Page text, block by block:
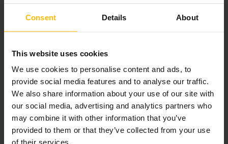
Consent Details About
This website uses cookies
We use cookies to personalise content and ads, to
provide social media features and to analyse our traffic.
We also share information about your use of our site with
our social media, advertising and analytics partners who
may combine it with other information that you’ve
provided to them or that they’ve collected from your use
of their services.
Det nya lagringssystemet från Jungheinrich byggdes på en
golvyta på 3 000 kvadratmeter och omfattar en
lagringskapaciteten med cirka 4 000 pallplatser.
Det skräddarsydda ställagesystemet består av pallställ,
hyllplanssystem och grenställ, vilket garanterar både
effektiv lagring av alla varor och smidig orderplockning.
Dessutom valde Internorm trucken Jungheinrich ETV Q som,
tack vare sitt elektriska styrhjulsystem, kan transportera
laster upp till 8 meter på ett begränsat utrymme.
Slutresultatet är imponerande - ett skräddarsyddat
ställagesystem som ger större flexibilitet och